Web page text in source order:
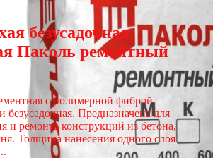
безусадочная
Паколь ремонтный
с полимерной фиброй,
безусадочная. Предназначена для
и ремонта конструкций из бетона,
Толщина нанесения одного слоя